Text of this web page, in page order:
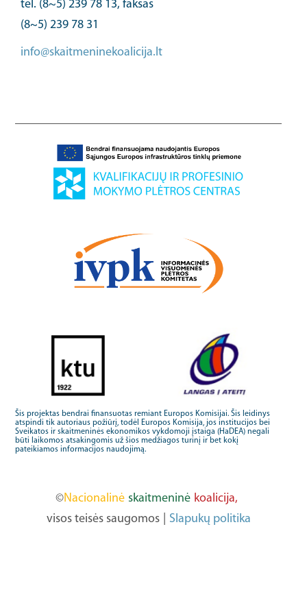
tel. (8~5) 239 78 13, faksas
(8~5) 239 78 31
info@skaitmeninekoalicija.lt
Šis projektas bendrai finansuotas remiant Europos Komisijai. Šis leidinys
atspindi tik autoriaus požiūrį, todėl Europos Komisija, jos institucijos bei
Sveikatos ir skaitmeninės ekonomikos vykdomoji įstaiga (HaDEA) negali
būti laikomos atsakingomis už šios medžiagos turinį ir bet kokį
pateikiamos informacijos naudojimą.
©Nacionalinė skaitmeninė koalicija,
visos teisės saugomos
Slapukų politika